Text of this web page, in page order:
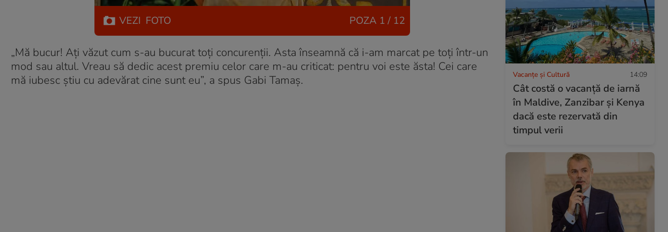
VEZI FOTO POZA 1 / 12
„Mă bucur! Ați văzut cum s-au bucurat toți concurenții. Asta înseamnă că i-am marcat pe toți într-un
mod sau altul. Vreau să dedic acest premiu celor care m-au criticat: pentru voi este ăsta! Cei care
mă iubesc știu cu adevărat cine sunt eu”, a spus Gabi Tamaș.
Vacanțe și Cultură 14:09
Cât costă o vacanță de iarnă
în Maldive, Zanzibar și Kenya
dacă este rezervată din
timpul verii